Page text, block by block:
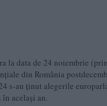
la data de 24 noiembrie
din România
s-au ținut alegerile
același an.